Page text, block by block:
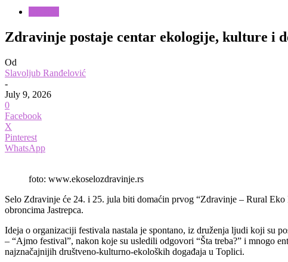
Zdravinje postaje centar ekologije, kulture i
Od
Slavoljub Ranđelović
-
July 9, 2026
0
Facebook
X
Pinterest
WhatsApp
foto: www.ekoselozdravinje.rs
Selo Zdravinje će 24. i 25. jula biti domaćin prvog “Zdravinje – Rural
obroncima Jastrepca.
Ideja o organizaciji festivala nastala je spontano, iz druženja ljudi koji su
– “Ajmo festival”, nakon koje su usledili odgovori “Šta treba?” i mnogo
najznačajnijih društveno-kulturno-ekoloških događaja u Toplici.